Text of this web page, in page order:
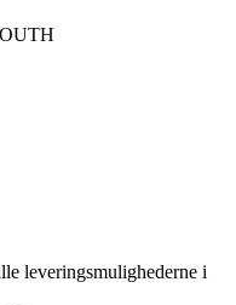
leveringsmulighederne i